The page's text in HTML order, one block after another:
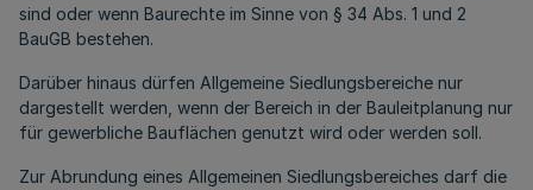
sind oder wenn Baurechte im Sinne von § 34 Abs. 1 und 2
BauGB bestehen.
Darüber hinaus dürfen Allgemeine Siedlungsbereiche nur
dargestellt werden, wenn der Bereich in der Bauleitplanung nur
für gewerbliche Bauflächen genutzt wird oder werden soll.
Zur Abrundung eines Allgemeinen Siedlungsbereiches darf die